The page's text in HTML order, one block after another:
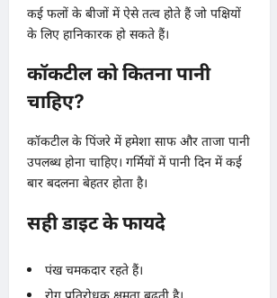
कई फलों के बीजों में ऐसे तत्व होते हैं जो पक्षियों
के लिए हानिकारक हो सकते हैं।
कॉकटील को कितना पानी
चाहिए?
कॉकटील के पिंजरे में हमेशा साफ और ताजा पानी
उपलब्ध होना चाहिए। गर्मियों में पानी दिन में कई
बार बदलना बेहतर होता है।
सही डाइट के फायदे
पंख चमकदार रहते हैं।